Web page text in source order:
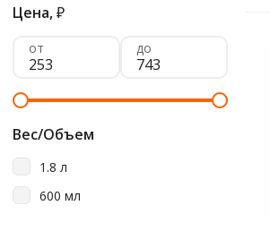
Цена,₽
от до
Вес/Объем
1.8 л
600 мл